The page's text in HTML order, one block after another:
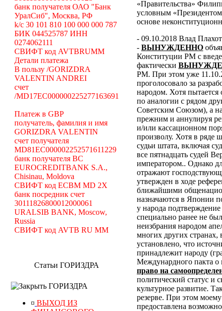
банк получателя ОАО "Банк
УралСиб", Москва, РФ
k/c 30 101 810 100 000 000 787
БИК 044525787 ИНН
0274062111
СВИФТ код AVTBRUMM
Детали платежа
В пользу /GORIZDRA
VALENTIN ANDREI
счет
/MD17EC000000225277163691
Платеж в GBP
получатель, фамилия и имя
GORIZDRA VALENTIN
счет получателя
MD81EC000002252571611229
банк получателя BC
EUROCREDITBANK S.A.,
Chisinau, Moldova
СВИФТ код ECBM MD 2X
банк посредник счет
30111826800012000061
URALSIB BANK, Moscow,
Russia
СВИФТ код AVTB RU MM
Статьи ГОРИЗДРА
ГОРИЗДРА
¤ ВЫХОД ИЗ
«Правительства»
условным
основе
- 09.10.2018 Влад
- ВЫНУЖДЕННО
Конституции РМ с
фактически
РМ. При этом уже
проголосовало за
народом. Хотя
по аналогии с рядом
Советским Союзом), а
прежним и аннулируя
и/или кассационном
произволу. Хотя в ряде
судьи штата, включая
все пятнадцать судей
императором.. Однако
отражают
утвержден в ходе
ближайшими
назначаются в Японии
у народа
специально ранее не
неизбрания народом
многих других странах,
установлено, что
принадлежит народу
Междунардного пакта о
право на
политический статус и
культурное развитие.
резерве. При этом
предоставлена